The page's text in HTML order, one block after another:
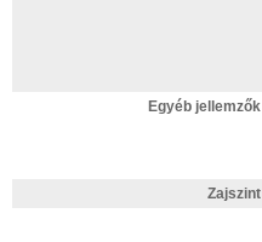
Egyéb jellemzők
Zajszint